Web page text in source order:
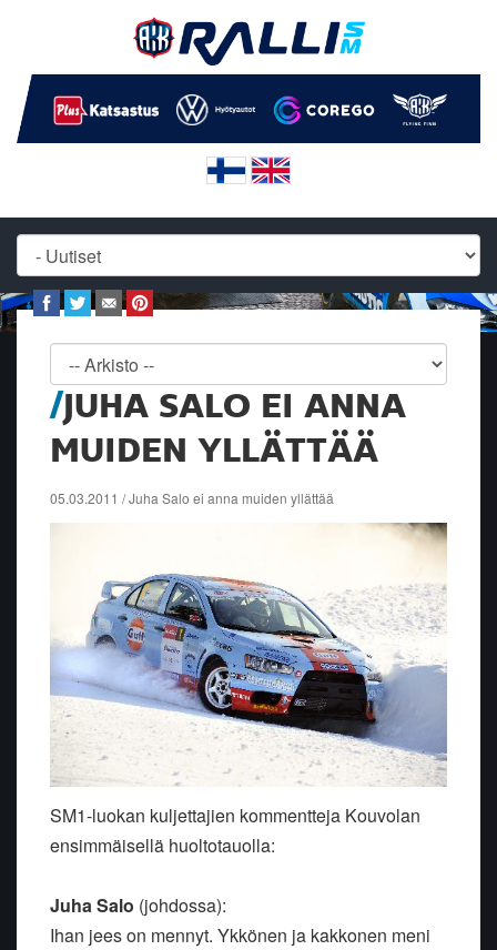
JUHA SALO EI ANNA
MUIDEN YLLÄTTÄÄ
05.03.2011 / Juha Salo ei anna muiden yllättää
SM1-luokan kuljettajien kommentteja Kouvolan
ensimmäisellä huoltotauolla:
Juha Salo (johdossa):
Ihan jees on mennyt. Ykkönen ja kakkonen meni